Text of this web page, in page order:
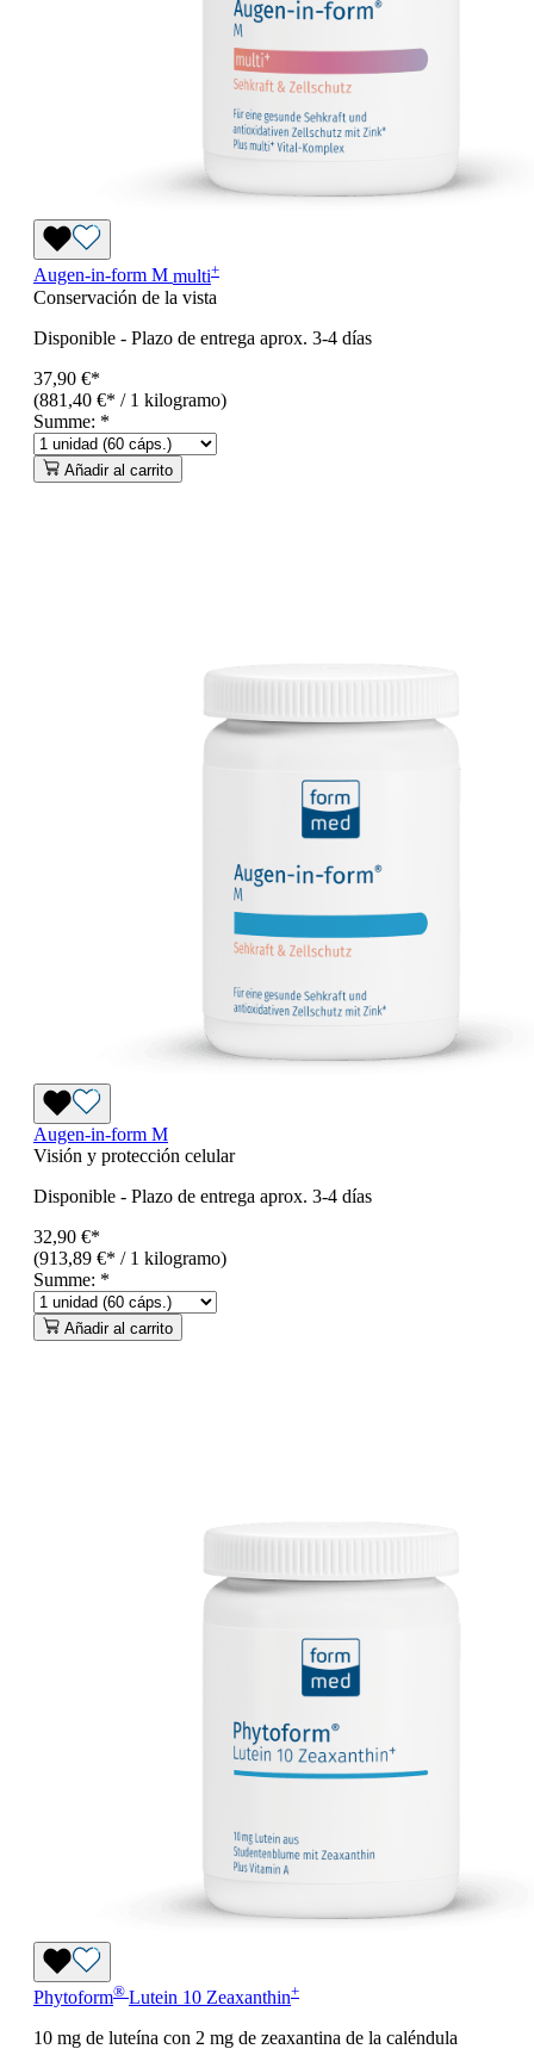
Augen-in-form M multi+
Conservación de la vista
Disponible - Plazo de entrega aprox. 3-4 días
37,90 €*
(881,40 €* / 1 kilogramo)
Summe: *
Añadir al carrito
Augen-in-form M
Visión y protección celular
Disponible - Plazo de entrega aprox. 3-4 días
32,90 €*
(913,89 €* / 1 kilogramo)
Summe: *
Añadir al carrito
Phytoform® Lutein 10 Zeaxanthin+
10 mg de luteína con 2 mg de zeaxantina de la caléndula